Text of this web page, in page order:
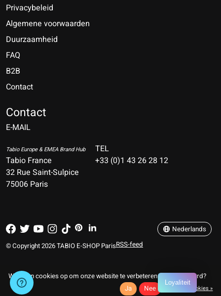
Privacybeleid
Algemene voorwaarden
Duurzaamheid
FAQ
B2B
Contact
Contact
E-MAIL
Tabio Europe & EMEA Brand Hub
Tabio France
32 Rue Saint-Sulpice
75006 Paris
TEL
+33 (0)1 43 26 28 12
© Copyright 2026 TABIO E-SHOP ParisRSS-feed
Nederlands
Wij slaan cookies op om onze website te verbeteren. Is dat akkoord?
Ja
Nee Meer over cookies »
Loyaliteit